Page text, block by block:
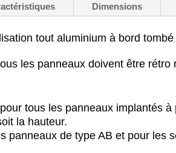
Dimensions
tout aluminium à bord
les panneaux doivent être
tous les panneaux implantés
la hauteur.
panneaux de type AB et pour les